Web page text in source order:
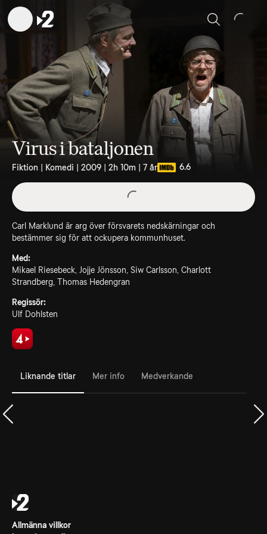
Sök
Virus i bataljonen
Fiktion | Komedi | 2009 | 2h 10m | 7 år 6.6
Carl Marklund är arg över försvarets nedskärningar och
bestämmer sig för att ockupera kommunhuset.
Med:
Mikael Riesebeck, Jojje Jönsson, Siw Carlsson, Charlott
Strandberg, Thomas Hedengran
Regissör:
Ulf Dohlsten
Liknande titlar Mer info Medverkande
Allmänna villkor